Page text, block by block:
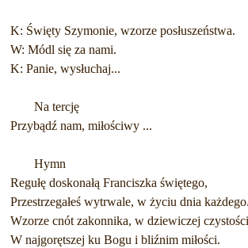
K: Święty Szymonie, wzorze posłuszeństwa.
W: Módl się za nami.
K: Panie, wysłuchaj...
Na tercję
Przybądź nam, miłościwy ...
Hymn
Regułę doskonałą Franciszka świętego,
Przestrzegałeś wytrwale, w życiu dnia każdego.
Wzorze cnót zakonnika, w dziewiczej
W najgorętszej ku Bogu i bliźnim miłości.